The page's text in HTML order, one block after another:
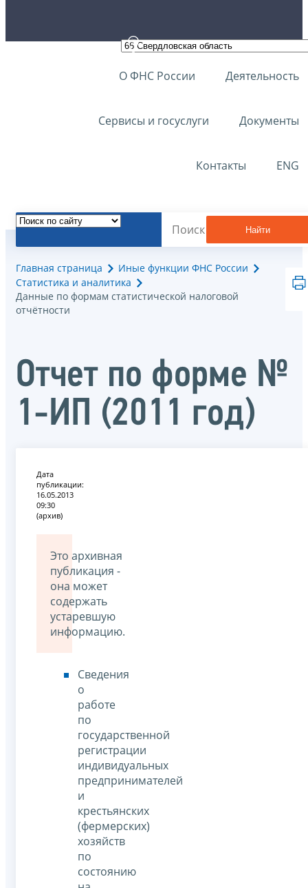
О ФНС России Деятельность
Сервисы и госуслуги Документы
Контакты ENG
Найти
Главная страница
Иные функции ФНС России
Статистика и аналитика
Данные по формам статистической налоговой
отчётности
Отчет по форме №
1-ИП (2011 год)
Дата
публикации:
16.05.2013
09:30
(архив)
Это архивная
публикация -
она может
содержать
устаревшую
информацию.
Сведения
о
работе
по
государственной
регистрации
индивидуальных
предпринимателей
и
крестьянских
(фермерских)
хозяйств
по
состоянию